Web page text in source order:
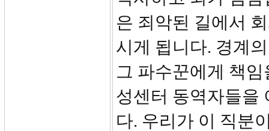
은 죄악된 길에서
시게 됩니다. 경계
그 파수꾼에게 책
성센터 동역자들을
다. 우리가 이 직분